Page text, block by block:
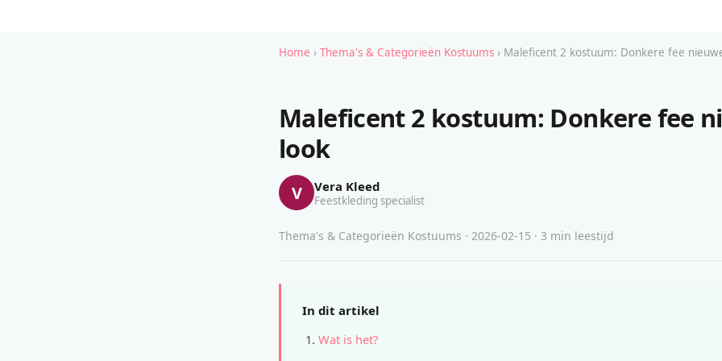
Home › Thema's & Categorieën Kostuums › Maleficent 2 kostuum: Donkere fee
Maleficent 2 kostuum: Donkere fee
look
V Vera Kleed
Feestkleding specialist
Thema's & Categorieën Kostuums · 2026-02-15 · 3 min leestijd
In dit artikel
Wat is het?